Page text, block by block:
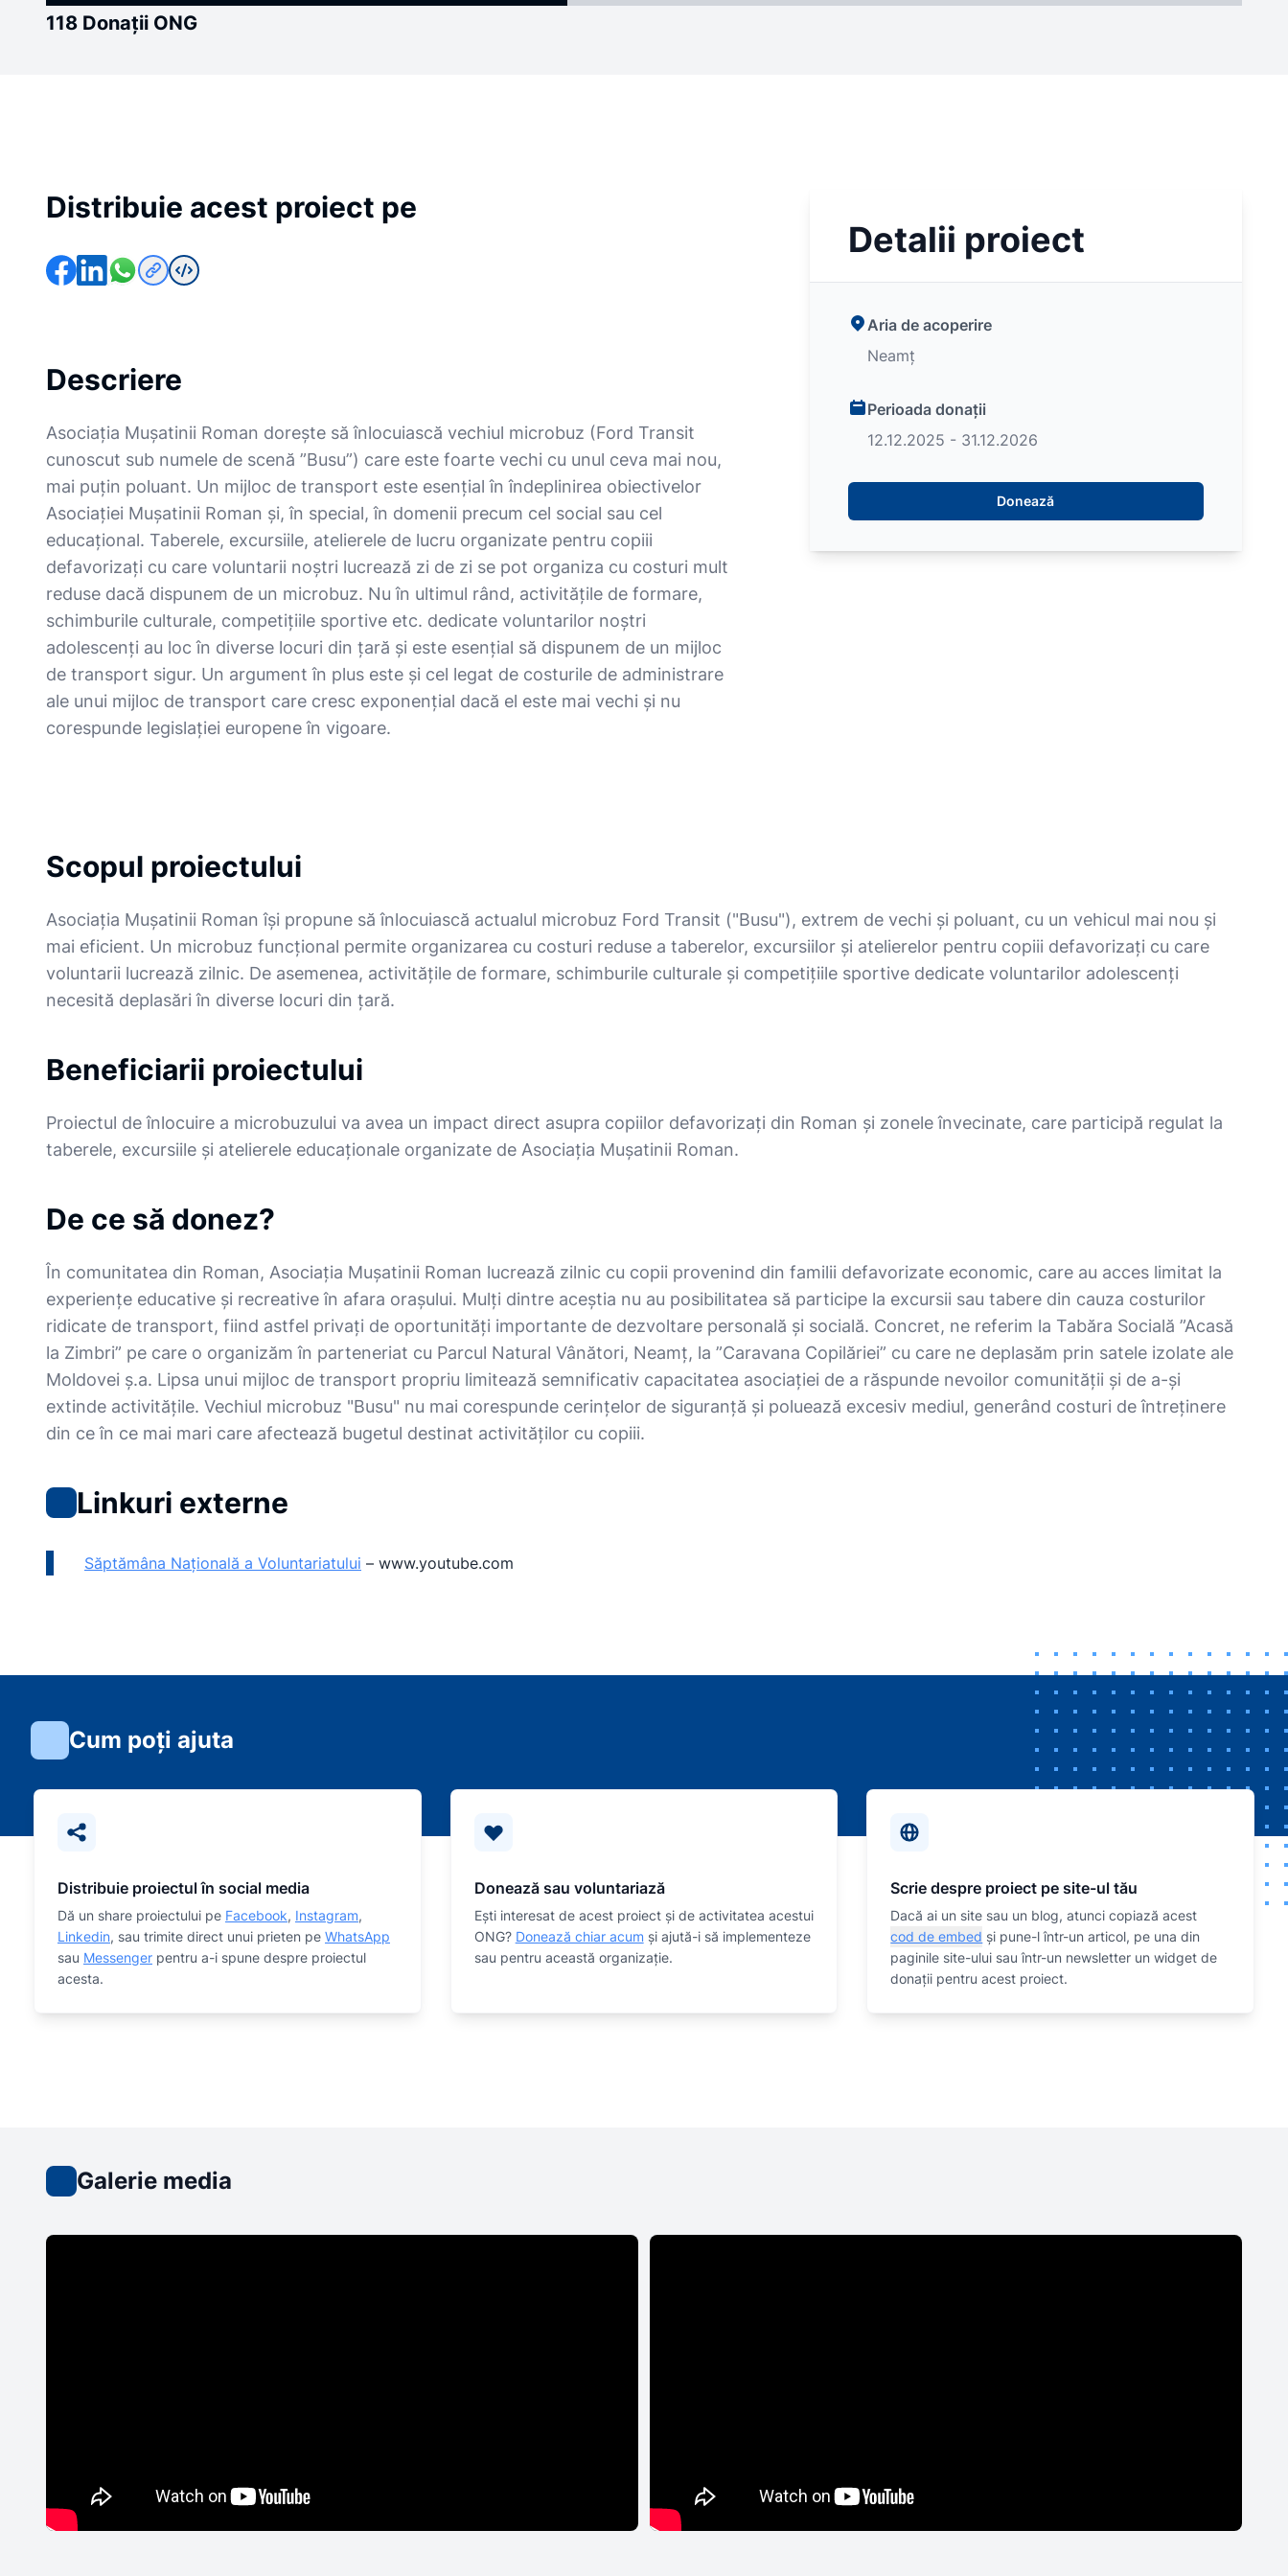
118 Donații ONG
Distribuie acest proiect pe
Descriere
Asociația Mușatinii Roman dorește să înlocuiască vechiul microbuz (Ford Transit
cunoscut sub numele de scenă ”Busu”) care este foarte vechi cu unul ceva mai nou,
mai puțin poluant. Un mijloc de transport este esențial în îndeplinirea obiectivelor
Asociației Mușatinii Roman și, în special, în domenii precum cel social sau cel
educațional. Taberele, excursiile, atelierele de lucru organizate pentru copiii
defavorizați cu care voluntarii noștri lucrează zi de zi se pot organiza cu costuri mult
reduse dacă dispunem de un microbuz. Nu în ultimul rând, activitățile de formare,
schimburile culturale, competițiile sportive etc. dedicate voluntarilor noștri
adolescenți au loc în diverse locuri din țară și este esențial să dispunem de un mijloc
de transport sigur. Un argument în plus este și cel legat de costurile de administrare
ale unui mijloc de transport care cresc exponențial dacă el este mai vechi și nu
corespunde legislației europene în vigoare.
Detalii proiect
Aria de acoperire
Neamț
Perioada donații
12.12.2025 - 31.12.2026
Donează
Scopul proiectului
Asociația Mușatinii Roman își propune să înlocuiască actualul microbuz Ford Transit ("Busu"), extrem de vechi și poluant, cu un vehicul mai nou și
mai eficient. Un microbuz funcțional permite organizarea cu costuri reduse a taberelor, excursiilor și atelierelor pentru copiii defavorizați cu care
voluntarii lucrează zilnic. De asemenea, activitățile de formare, schimburile culturale și competițiile sportive dedicate voluntarilor adolescenți
necesită deplasări în diverse locuri din țară.
Beneficiarii proiectului
Proiectul de înlocuire a microbuzului va avea un impact direct asupra copiilor defavorizați din Roman și zonele învecinate, care participă regulat la
taberele, excursiile și atelierele educaționale organizate de Asociația Mușatinii Roman.
De ce să donez?
În comunitatea din Roman, Asociația Mușatinii Roman lucrează zilnic cu copii provenind din familii defavorizate economic, care au acces limitat la
experiențe educative și recreative în afara orașului. Mulți dintre aceștia nu au posibilitatea să participe la excursii sau tabere din cauza costurilor
ridicate de transport, fiind astfel privați de oportunități importante de dezvoltare personală și socială. Concret, ne referim la Tabăra Socială ”Acasă
la Zimbri” pe care o organizăm în parteneriat cu Parcul Natural Vânători, Neamț, la ”Caravana Copilăriei” cu care ne deplasăm prin satele izolate ale
Moldovei ș.a. Lipsa unui mijloc de transport propriu limitează semnificativ capacitatea asociației de a răspunde nevoilor comunității și de a-și
extinde activitățile. Vechiul microbuz "Busu" nu mai corespunde cerințelor de siguranță și poluează excesiv mediul, generând costuri de întreținere
din ce în ce mai mari care afectează bugetul destinat activităților cu copiii.
Linkuri externe
Săptămâna Națională a Voluntariatului – www.youtube.com
Cum poți ajuta
Distribuie proiectul în social media
Dă un share proiectului pe Facebook, Instagram,
Linkedin, sau trimite direct unui prieten pe WhatsApp
sau Messenger pentru a-i spune despre proiectul
acesta.
Donează sau voluntariază
Eşti interesat de acest proiect și de activitatea acestui
ONG? Donează chiar acum și ajută-i să implementeze
sau pentru această organizaţie.
Scrie despre proiect pe site-ul tău
Dacă ai un site sau un blog, atunci copiază acest
cod de embed și pune-l într-un articol, pe una din
paginile site-ului sau într-un newsletter un widget de
donații pentru acest proiect.
Galerie media